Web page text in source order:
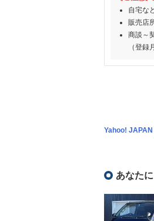
自宅な
販売店
商談～
（登
Yahoo!
あなた